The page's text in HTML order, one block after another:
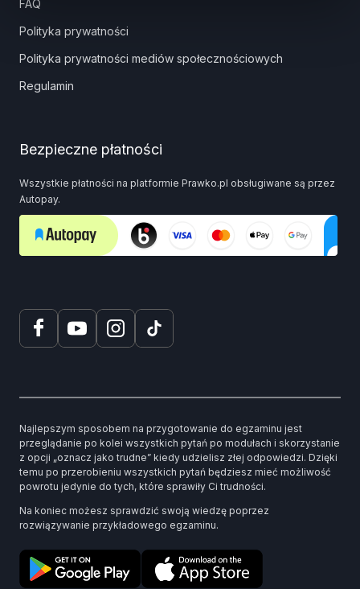
FAQ
Polityka prywatności
Polityka prywatności mediów społecznościowych
Regulamin
Bezpieczne płatności
Wszystkie płatności na platformie Prawko.pl obsługiwane są przez
Autopay.
Najlepszym sposobem na przygotowanie do egzaminu jest
przeglądanie po kolei wszystkich pytań po modułach i skorzystanie
z opcji „oznacz jako trudne” kiedy udzielisz złej odpowiedzi. Dzięki
temu po przerobieniu wszystkich pytań będziesz mieć możliwość
powrotu jedynie do tych, które sprawiły Ci trudności.
Na koniec możesz sprawdzić swoją wiedzę poprzez
rozwiązywanie przykładowego egzaminu.